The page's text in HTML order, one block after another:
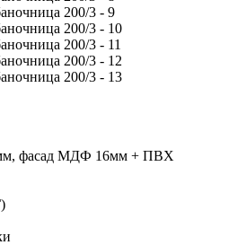
фасад МДФ 16мм + ПВХ